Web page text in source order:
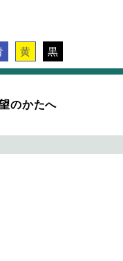
黄 黒
のかたへ